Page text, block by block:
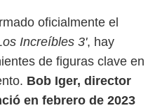
oficialmente el
Increíbles 3', hay
de figuras clave en
Bob Iger, director
en febrero de 2023